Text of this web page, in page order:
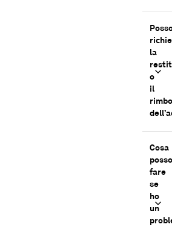
la
o
il
Cosa
posso
fare
se
ho
un